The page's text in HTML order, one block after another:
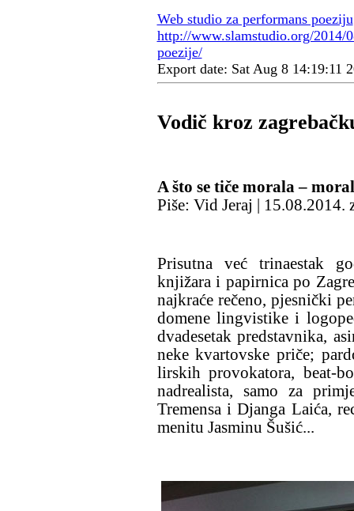
Web studio za performans poeziju
http://www.slamstudio.org/2014/
poezije/
Export date: Sat Aug 8 14:19:11
Vodič kroz
A što se tiče morala –
Piše: Vid Jeraj | 15.08.2014.
Prisutna već trinaestak
knjižara i papirnica po
najkraće rečeno, pjesnički
domene lingvistike i
dvadesetak predstavnika,
neke kvartovske priče;
lirskih provokatora, beat-
nadrealista, samo za
Tremensa i Djanga Laića,
menitu Jasminu Šušić...